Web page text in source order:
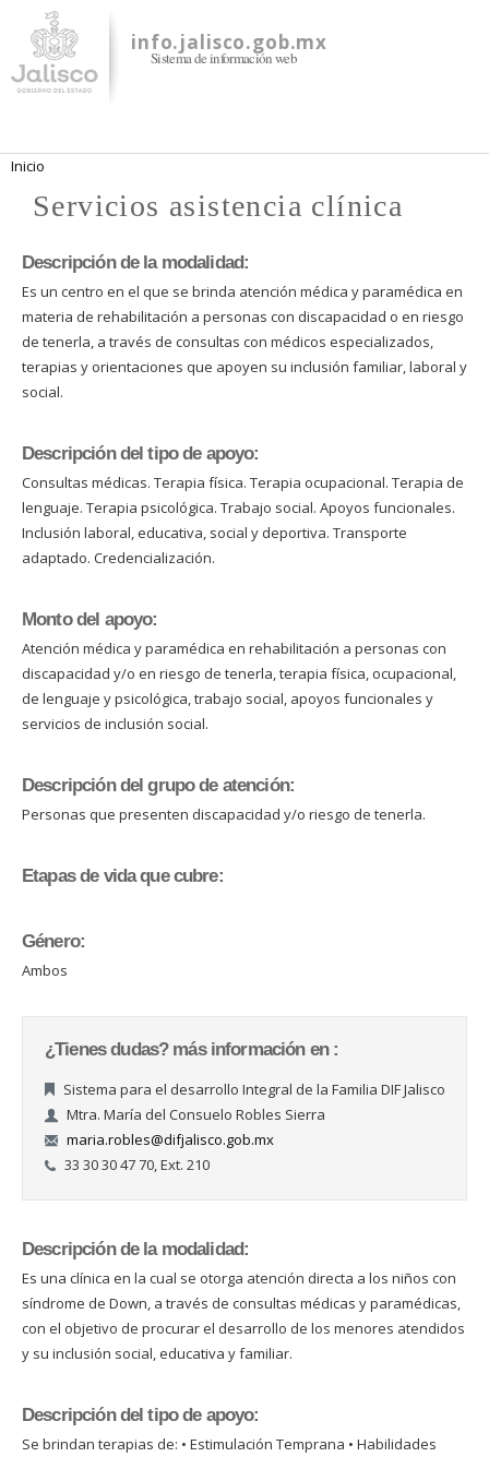
contenido
principal
info.jalisco.gob.mx
Sistema de información web
Se encuentra usted aquí
Inicio
Servicios asistencia clínica
Descripción de la modalidad:
Es un centro en el que se brinda atención médica y paramédica en
materia de rehabilitación a personas con discapacidad o en riesgo
de tenerla, a través de consultas con médicos especializados,
terapias y orientaciones que apoyen su inclusión familiar, laboral y
social.
Descripción del tipo de apoyo:
Consultas médicas. Terapia física. Terapia ocupacional. Terapia de
lenguaje. Terapia psicológica. Trabajo social. Apoyos funcionales.
Inclusión laboral, educativa, social y deportiva. Transporte
adaptado. Credencialización.
Monto del apoyo:
Atención médica y paramédica en rehabilitación a personas con
discapacidad y/o en riesgo de tenerla, terapia física, ocupacional,
de lenguaje y psicológica, trabajo social, apoyos funcionales y
servicios de inclusión social.
Descripción del grupo de atención:
Personas que presenten discapacidad y/o riesgo de tenerla.
Etapas de vida que cubre:
Género:
Ambos
¿Tienes dudas? más información en :
Sistema para el desarrollo Integral de la Familia DIF Jalisco
Mtra. María del Consuelo Robles Sierra
maria.robles@difjalisco.gob.mx
33 30 30 47 70, Ext. 210
Descripción de la modalidad:
Es una clínica en la cual se otorga atención directa a los niños con
síndrome de Down, a través de consultas médicas y paramédicas,
con el objetivo de procurar el desarrollo de los menores atendidos
y su inclusión social, educativa y familiar.
Descripción del tipo de apoyo:
Se brindan terapias de: • Estimulación Temprana • Habilidades